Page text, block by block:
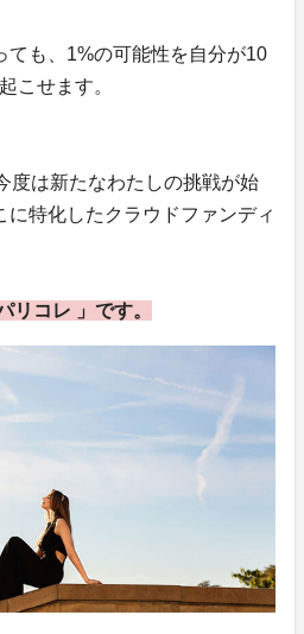
ても、1%の可能性を自分が10
こせます。
度は新たなわたしの挑戦が始
に特化したクラウドファンディ
リコレ 」です。